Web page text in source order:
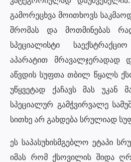
გამორეცხვა მოითხოვს
შრომას და მოთმინებას
სპეციალისტი
აპარატით მრავალჯერადად
აწვდის სუფთა თბილ წყალს
უწყვეტად ქაჩავს მას უკან
სპეციალურ გამჭვირვალე
სითხე არ გახდება სრულიად
ეს საპასუხისმგებლო ეტაპი
იმას რომ ქსოვილის შიდა